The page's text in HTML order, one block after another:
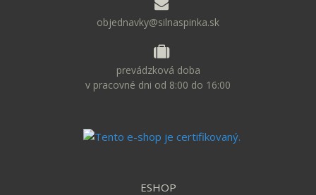
objednavky@silnaspinka.sk
prevádzková doba
v pracovné dni od 8:00 do 16:00
ESHOP